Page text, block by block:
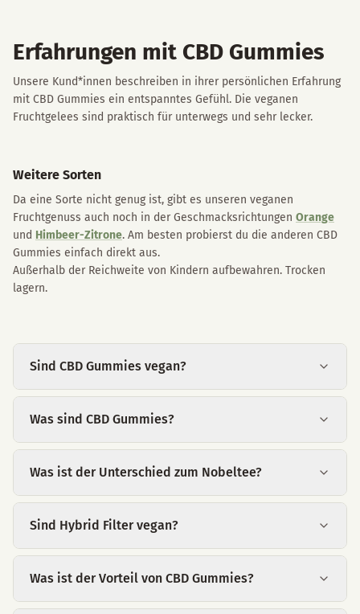
Erfahrungen mit CBD Gummies
Unsere Kund*innen beschreiben in ihrer persönlichen Erfahrung
mit CBD Gummies ein entspanntes Gefühl. Die veganen
Fruchtgelees sind praktisch für unterwegs und sehr lecker.
Weitere Sorten
Da eine Sorte nicht genug ist, gibt es unseren veganen
Fruchtgenuss auch noch in der Geschmacksrichtungen Orange
und Himbeer-Zitrone. Am besten probierst du die anderen CBD
Gummies einfach direkt aus.
Außerhalb der Reichweite von Kindern aufbewahren. Trocken
lagern.
Sind CBD Gummies vegan?
Was sind CBD Gummies?
Was ist der Unterschied zum Nobeltee?
Sind Hybrid Filter vegan?
Was ist der Vorteil von CBD Gummies?